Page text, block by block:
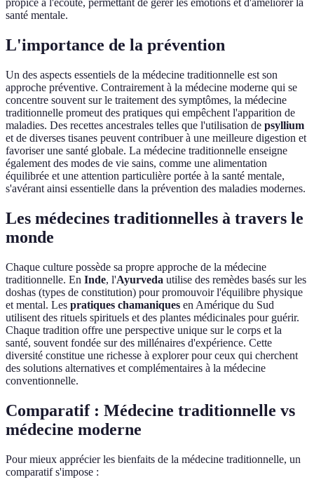
propice à l'écoute, permettant de gérer les émotions et d'améliorer la
santé mentale.
L'importance de la prévention
Un des aspects essentiels de la médecine traditionnelle est son
approche préventive. Contrairement à la médecine moderne qui se
concentre souvent sur le traitement des symptômes, la médecine
traditionnelle promeut des pratiques qui empêchent l'apparition de
maladies. Des recettes ancestrales telles que l'utilisation de psyllium
et de diverses tisanes peuvent contribuer à une meilleure digestion et
favoriser une santé globale. La médecine traditionnelle enseigne
également des modes de vie sains, comme une alimentation
équilibrée et une attention particulière portée à la santé mentale,
s'avérant ainsi essentielle dans la prévention des maladies modernes.
Les médecines traditionnelles à travers le
monde
Chaque culture possède sa propre approche de la médecine
traditionnelle. En Inde, l'Ayurveda utilise des remèdes basés sur les
doshas (types de constitution) pour promouvoir l'équilibre physique
et mental. Les pratiques chamaniques en Amérique du Sud
utilisent des rituels spirituels et des plantes médicinales pour guérir.
Chaque tradition offre une perspective unique sur le corps et la
santé, souvent fondée sur des millénaires d'expérience. Cette
diversité constitue une richesse à explorer pour ceux qui cherchent
des solutions alternatives et complémentaires à la médecine
conventionnelle.
Comparatif : Médecine traditionnelle vs
médecine moderne
Pour mieux apprécier les bienfaits de la médecine traditionnelle, un
comparatif s'impose :